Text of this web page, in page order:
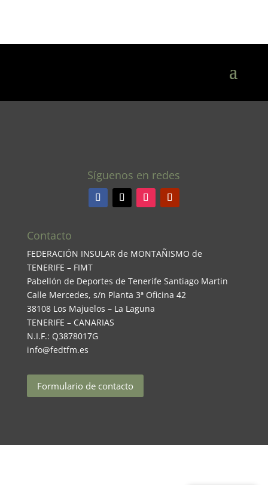
Síguenos en redes
Contacto
FEDERACIÓN INSULAR de MONTAÑISMO de
TENERIFE – FIMT
Pabellón de Deportes de Tenerife Santiago Martin
Calle Mercedes, s/n Planta 3ª Oficina 42
38108 Los Majuelos – La Laguna
TENERIFE – CANARIAS
N.I.F.: Q3878017G
info@fedtfm.es
Formulario de contacto